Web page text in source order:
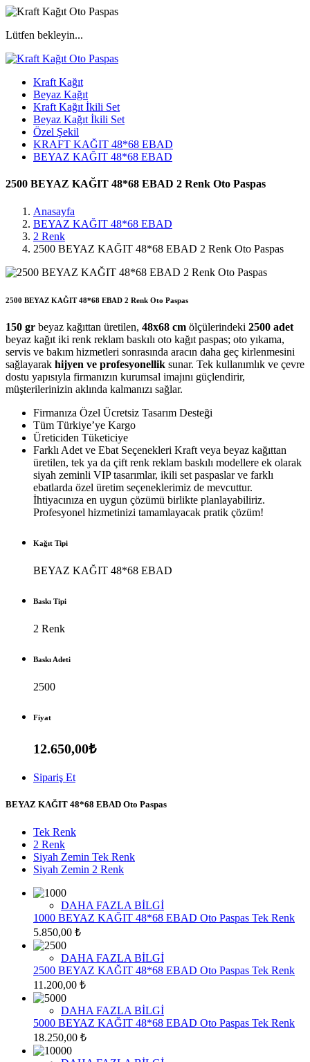
Lütfen bekleyin...
Kraft Kağıt
Beyaz Kağıt
Kraft Kağıt İkili Set
Beyaz Kağıt İkili Set
Özel Şekil
KRAFT KAĞIT 48*68 EBAD
BEYAZ KAĞIT 48*68 EBAD
2500 BEYAZ KAĞIT 48*68 EBAD 2 Renk Oto Paspas
Anasayfa
BEYAZ KAĞIT 48*68 EBAD
2 Renk
2500 BEYAZ KAĞIT 48*68 EBAD 2 Renk Oto Paspas
2500 BEYAZ KAĞIT 48*68 EBAD 2 Renk Oto Paspas
150 gr beyaz kağıttan üretilen, 48x68 cm ölçülerindeki 2500 adet
beyaz kağıt iki renk reklam baskılı oto kağıt paspas; oto yıkama,
servis ve bakım hizmetleri sonrasında aracın daha geç kirlenmesini
sağlayarak hijyen ve profesyonellik sunar. Tek kullanımlık ve çevre
dostu yapısıyla firmanızın kurumsal imajını güçlendirir,
müşterilerinizin aklında kalmanızı sağlar.
Firmanıza Özel Ücretsiz Tasarım Desteği
Tüm Türkiye’ye Kargo
Üreticiden Tüketiciye
Farklı Adet ve Ebat Seçenekleri Kraft veya beyaz kağıttan
üretilen, tek ya da çift renk reklam baskılı modellere ek olarak
siyah zeminli VIP tasarımlar, ikili set paspaslar ve farklı
ebatlarda özel üretim seçeneklerimiz de mevcuttur.
İhtiyacınıza en uygun çözümü birlikte planlayabiliriz.
Profesyonel hizmetinizi tamamlayacak pratik çözüm!
Kağıt Tipi
BEYAZ KAĞIT 48*68 EBAD
Baskı Tipi
2 Renk
Baskı Adeti
2500
Fiyat
12.650,00₺
Sipariş Et
BEYAZ KAĞIT 48*68 EBAD Oto Paspas
Tek Renk
2 Renk
Siyah Zemin Tek Renk
Siyah Zemin 2 Renk
DAHA FAZLA BİLGİ
1000 BEYAZ KAĞIT 48*68 EBAD Oto Paspas Tek Renk
5.850,00 ₺
DAHA FAZLA BİLGİ
2500 BEYAZ KAĞIT 48*68 EBAD Oto Paspas Tek Renk
11.200,00 ₺
DAHA FAZLA BİLGİ
5000 BEYAZ KAĞIT 48*68 EBAD Oto Paspas Tek Renk
18.250,00 ₺